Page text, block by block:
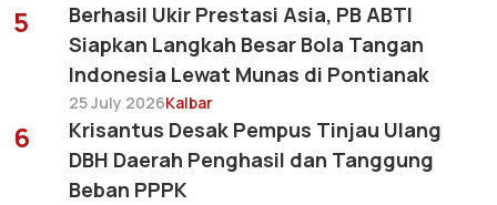
5
Berhasil Ukir Prestasi Asia, PB ABTI
Siapkan Langkah Besar Bola Tangan
Indonesia Lewat Munas di Pontianak
25 July 2026Kalbar
6
Krisantus Desak Pempus Tinjau Ulang
DBH Daerah Penghasil dan Tanggung
Beban PPPK